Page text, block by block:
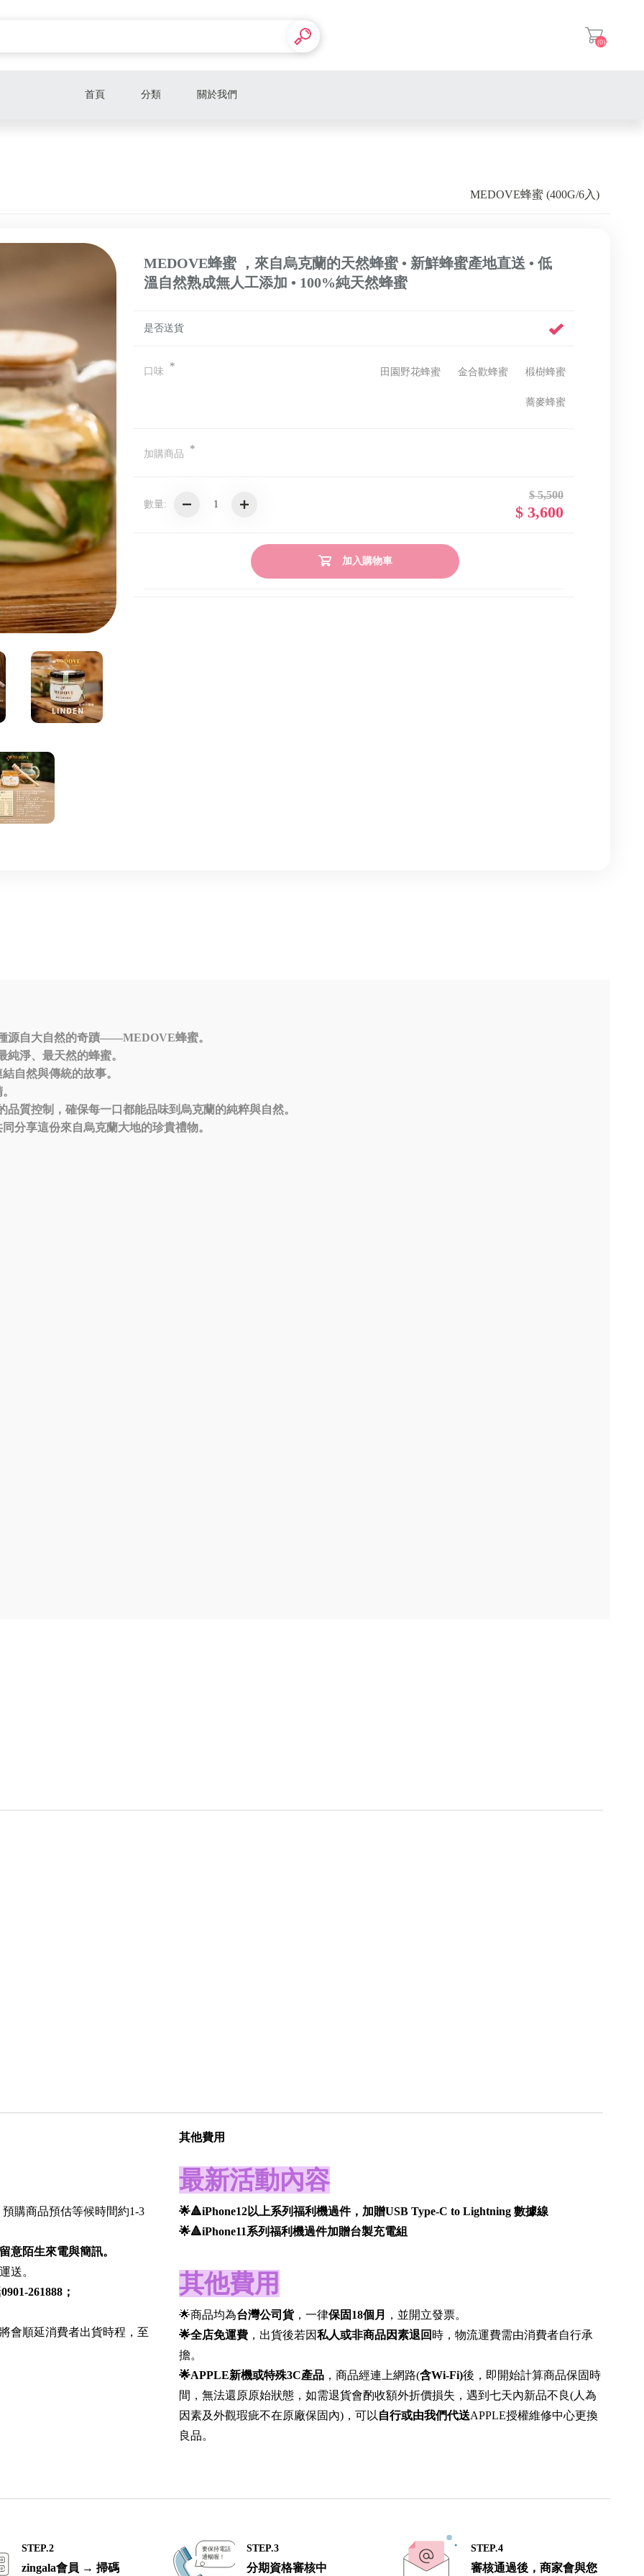
(0)
首頁 分類
iPhone 14 系列
iPhone Xs 系列
AirPods
Apple Watch
iPad
iPad Mini
A系列
SONY 任天堂
AirPods Max
關於我們
MEDOVE蜂蜜 (400G/6入)
MEDOVE蜂蜜 ，來自烏克蘭的天然蜂蜜 • 新鮮蜂蜜產地直送 • 低
溫自然熟成無人工添加 • 100%純天然蜂蜜
是否送貨
口味 *
田園野花蜂蜜 金合歡蜂蜜 椴樹蜂蜜
蕎麥蜂蜜
加購商品 *
$ 5,500
$ 3,600
數量:
加入購物車
源自大自然的奇蹟——MEDOVE蜂蜜。
淨、最天然的蜂蜜。
自然與傳統的故事。
質控制，確保每一口都能品味到烏克蘭的純粹與自然。
分享這份來自烏克蘭大地的珍貴禮物。
購商品預估等候時間約1-3
意陌生來電與簡訊。
送。
0901-261888；
會順延消費者出貨時程，至
其他費用
最新活動內容
🌟🔺iPhone12以上系列福利機過件，加贈USB Type-C to Lightning 數據線
🌟🔺iPhone11系列福利機過件加贈台製充電組
其他費用
🌟商品均為台灣公司貨，一律保固18個月
，並開立發票。
🌟全店免運費，出貨後若因私人或非商品因素退回 時，物流運費需由消費者自行承
擔。
🌟APPLE新機或特殊3C產品，商品經連上網路(含Wi-Fi)後，即開始計算商品保固時
間，無法還原原始狀態，如需退貨會酌收額外折價損失，遇到七天內新品不良(人為
因素及外觀瑕疵不在原廠保固內)，可以 自行或由我們代送APPLE授權維修中心更換
良品。
STEP.2
zingala會員 → 掃碼
STEP.3
分期資格審核中
STEP.4
審核通過後，商家會與您